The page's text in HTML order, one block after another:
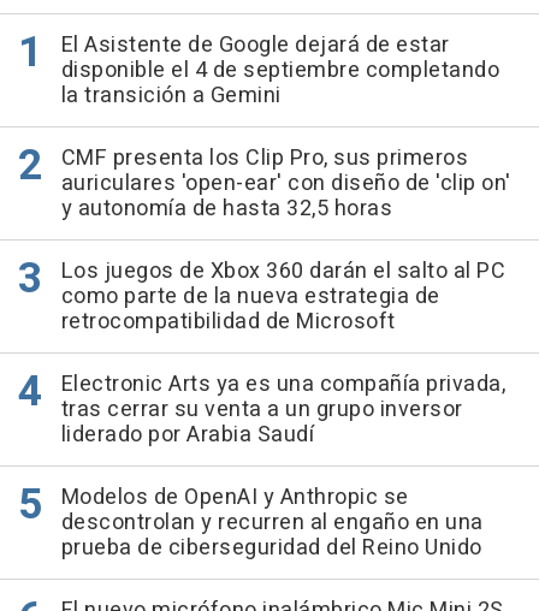
El Asistente de Google dejará de estar
disponible el 4 de septiembre completando
la transición a Gemini
CMF presenta los Clip Pro, sus primeros
auriculares 'open-ear' con diseño de 'clip on'
y autonomía de hasta 32,5 horas
Los juegos de Xbox 360 darán el salto al PC
como parte de la nueva estrategia de
retrocompatibilidad de Microsoft
Electronic Arts ya es una compañía privada,
tras cerrar su venta a un grupo inversor
liderado por Arabia Saudí
Modelos de OpenAI y Anthropic se
descontrolan y recurren al engaño en una
prueba de ciberseguridad del Reino Unido